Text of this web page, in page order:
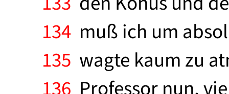
134 muß ich um
135 wagte kaum zu